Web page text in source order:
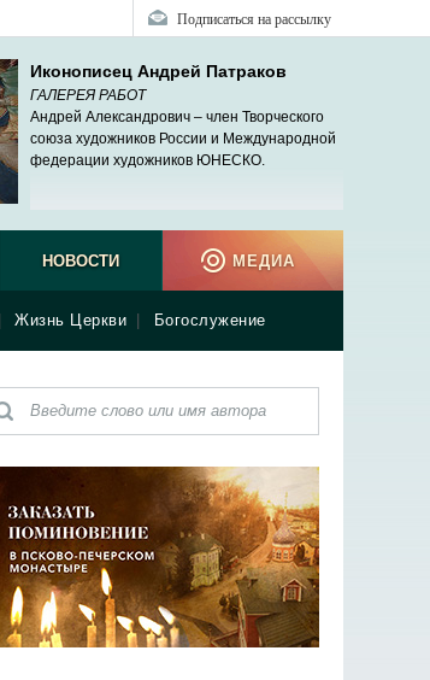
Подписаться на рассылку
Иконописец Андрей Патраков
ГАЛЕРЕЯ РАБОТ
Андрей Александрович – член Творческого
союза художников России и Международной
федерации художников ЮНЕСКО.
Жизнь Церкви Богослужение
НОВОСТИ МЕДИА